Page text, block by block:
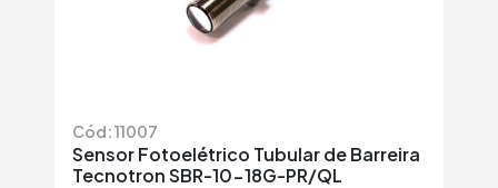
Cód: 11007
Sensor Fotoelétrico Tubular de Barreira
Tecnotron SBR-10-18G-PR/QL